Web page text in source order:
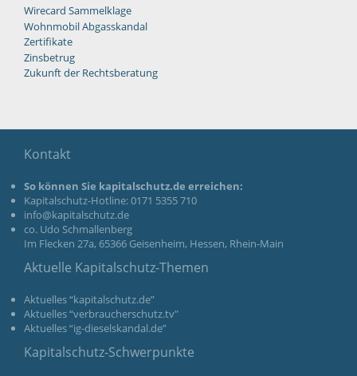
Wirecard Sammelklage
Wohnmobil Abgasskandal
Zertifikate
Zinsbetrug
Zukunft der Rechtsberatung
Kontakt
So können Sie kapitalschutz.de erreichen:
Kapitalschutz-Hotline: 0171 5355 710
info@kapitalschutz.de
co. Udo Schmallenberg
Im Flecken 27a, 65366 Geisenheim, Hessen, Rhein-Main
Aktuelle Kapitalschutz-Themen
Aktuelles “kapitalschutz.de”
Aktuelles “verbraucherschutz.tv"
Aktuelles “ig-dieselskandal.de”
Kapitalschutz-Schwerpunkte